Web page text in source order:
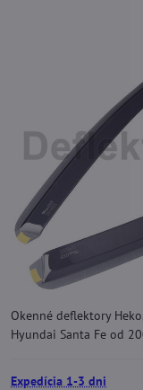
Okenné deflektory
Hyundai Santa Fe od
Expedícia 1-3 dni